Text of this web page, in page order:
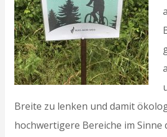
Breite zu lenken und damit
hochwertigere Bereiche im Sinne